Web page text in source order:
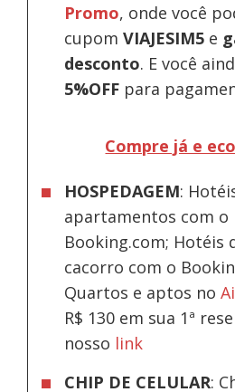
Promo, onde você
cupomVIAJESIM5 e
desconto. E você
5%OFF para
Compre já e
HOSPEDAGEM:
apartamentos com o
Booking.com; Hotéis
cacorro com o
Quartos e aptos no
R$ 130 em sua 1ª
nosso link
CHIP DE CELULAR: